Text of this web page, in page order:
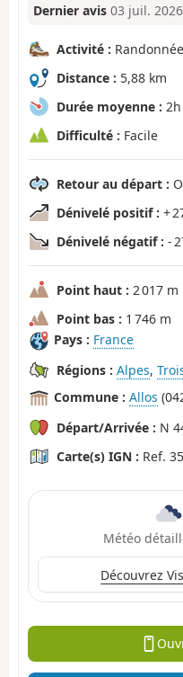
Dernier avis 03 juil. 2026
Activité :
Distance : 5,88 km
Durée moyenne :
Difficulté : Facile
Retour au départ :
Dénivelé positif : +
Dénivelé négatif : -
Point haut : 2 017 m
Point bas : 1 746 m
Pays : France
Régions : Alpes,
Commune : Allos
Départ/Arrivée : N
Carte(s) IGN : Ref.
Météo
Découvrez